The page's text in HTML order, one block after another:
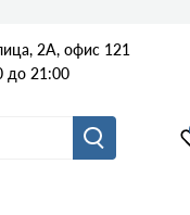
2А, офис 121
до 21:00